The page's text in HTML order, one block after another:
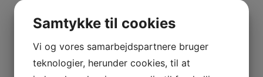
Skafter & spande
InDoor Cleaning
Sörbo
Vinduespudsergrej
Spande
Samtykke til cookies
Vi og vores samarbejdspartnere bruger
teknologier, herunder cookies, til at